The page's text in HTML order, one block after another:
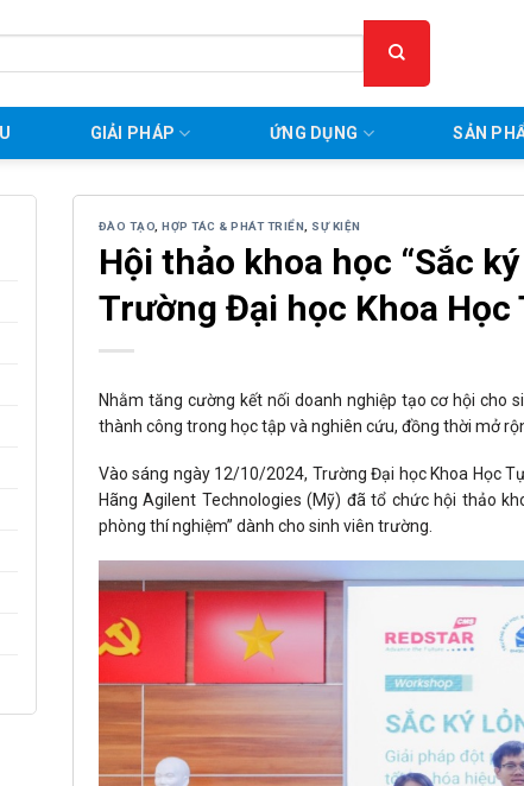
GIẢI PHÁP ỨNG DỤNG SẢN
ĐÀO TẠO ,HỢP TÁC & PHÁT TRIỂN SỰ KIỆN
Hội thảo khoa học “Sắc
Trường Đại học Khoa Học
Nhằm tăng cường kết nối doanh nghiệp tạo cơ hội cho
thành công trong học tập và nghiên cứu, đồng thời mở
Vào sáng ngày 12/10/2024, Trường Đại học Khoa Học
Hãng Agilent Technologies (Mỹ) đã tổ chức hội thảo
phòng thí nghiệm” dành cho sinh viên trường.